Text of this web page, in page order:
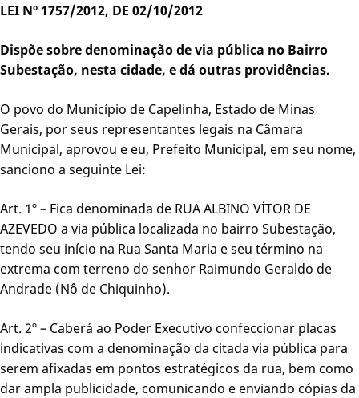
LEI Nº 1757/2012, DE 02/10/2012
Dispõe sobre denominação de via pública no Bairro
Subestação, nesta cidade, e dá outras providências.
O povo do Município de Capelinha, Estado de Minas
Gerais, por seus representantes legais na Câmara
Municipal, aprovou e eu, Prefeito Municipal, em seu nome,
sanciono a seguinte Lei:
Art. 1º – Fica denominada de RUA ALBINO VÍTOR DE
AZEVEDO a via pública localizada no bairro Subestação,
tendo seu início na Rua Santa Maria e seu término na
extrema com terreno do senhor Raimundo Geraldo de
Andrade (Nô de Chiquinho).
Art. 2º – Caberá ao Poder Executivo confeccionar placas
indicativas com a denominação da citada via pública para
serem afixadas em pontos estratégicos da rua, bem como
dar ampla publicidade, comunicando e enviando cópias da